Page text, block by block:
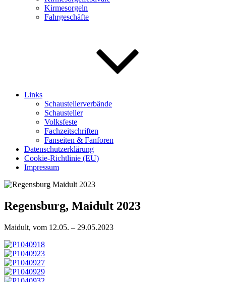
Kirmesorgeln
Fahrgeschäfte
Links
Schaustellerverbände
Schausteller
Volksfeste
Fachzeitschriften
Fanseiten & Fanforen
Datenschutzerklärung
Cookie-Richtlinie (EU)
Impressum
Regensburg, Maidult 2023
Maidult, vom 12.05. – 29.05.2023